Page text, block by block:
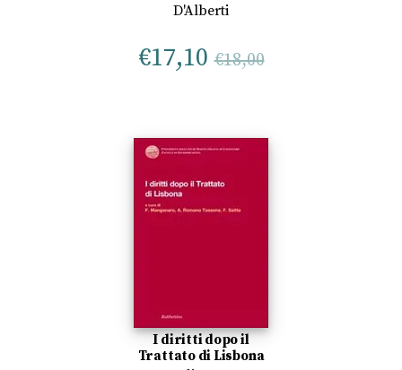
D'Alberti
€17,10 €18,00
I diritti dopo il
Trattato di Lisbona